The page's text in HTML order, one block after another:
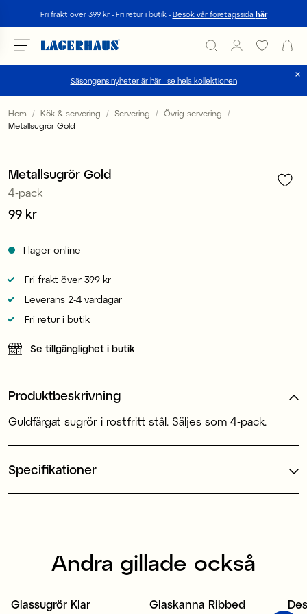
Fri frakt över 399 kr - Fri retur i butik - Besök vår företagssida här
Säsongens nyheter är här - se hela kollektionen
Välj språk / valuta
Hem Kök & servering Servering
Övrig servering
Metallsugrör Gold
Metallsugrör Gold
4-pack
Pris:99 kr
99 kr
I lager online
Fri frakt över 399 kr
Leverans 2-4 vardagar
Fri retur i butik
Se tillgänglighet i butik
Produktbeskrivning
Guldfärgat sugrör i rostfritt stål. Säljes som 4-pack.
Specifikationer
Andra gillade också
Glassugrör Klar Sale
Glaskanna Ribbed